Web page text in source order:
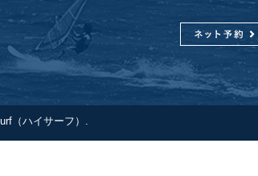
（ハイサーフ）.